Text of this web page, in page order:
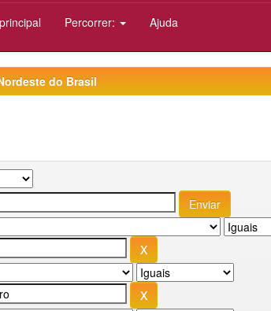
Percorrer: Ajuda
do Brasil